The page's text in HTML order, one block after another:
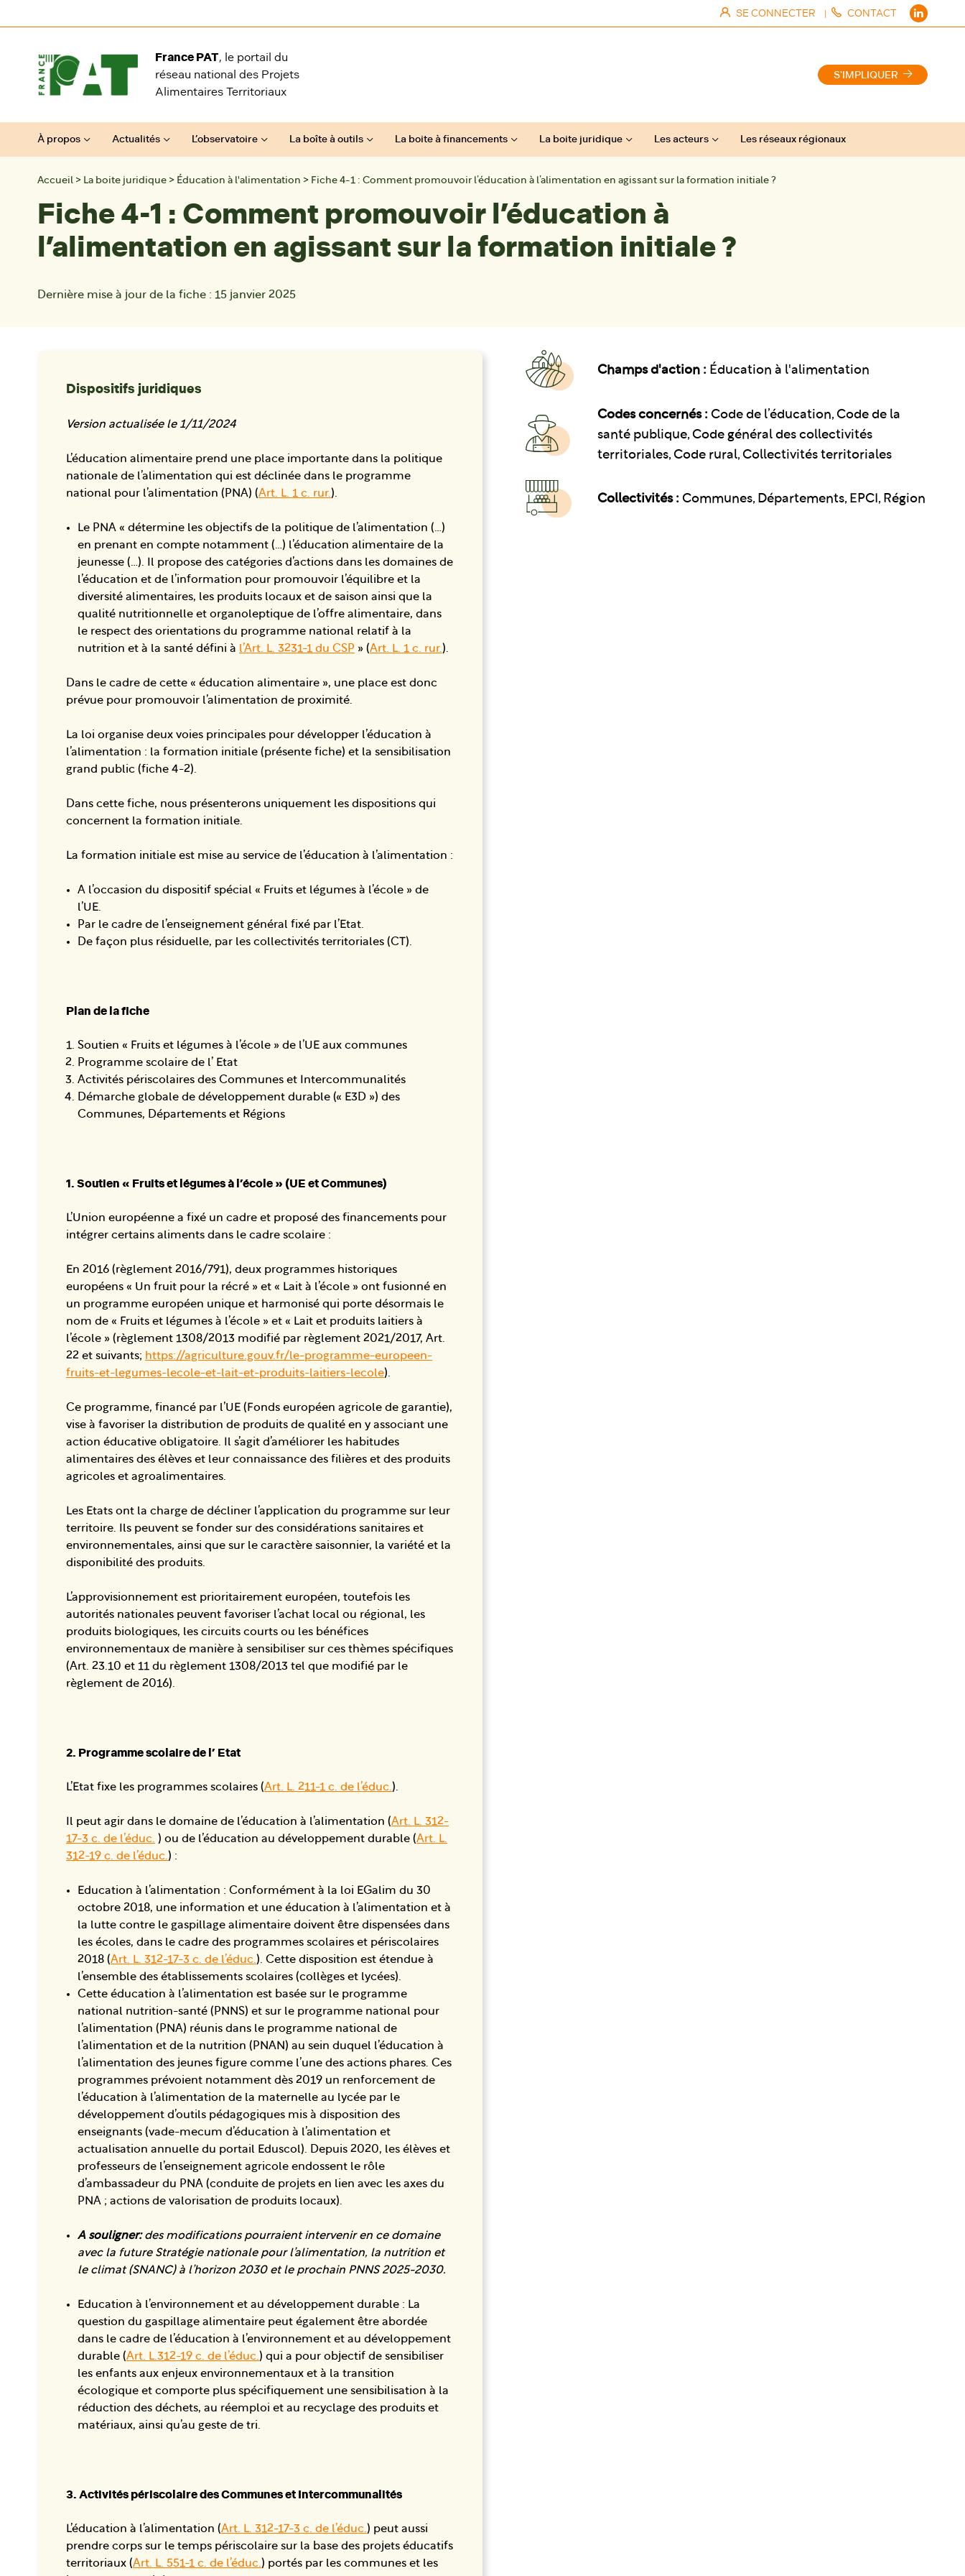
SE CONNECTER | CONTACT
France PAT, le portail du
réseau national des Projets
Alimentaires Territoriaux
S'IMPLIQUER
À propos Actualités L’observatoire La boîte à outils La boite à financements La boite juridique Les acteurs Les réseaux régionaux
Accueil > La boite juridique > Éducation à l'alimentation > Fiche 4-1 : Comment promouvoir l’éducation à l’alimentation en agissant sur la formation initiale ?
Fiche 4-1 : Comment promouvoir l’éducation à
l’alimentation en agissant sur la formation initiale ?
Dernière mise à jour de la fiche : 15 janvier 2025
Dispositifs juridiques
Version actualisée le 1/11/2024
L’éducation alimentaire prend une place importante dans la politique
nationale de l’alimentation qui est déclinée dans le programme
national pour l’alimentation (PNA) (Art. L. 1 c. rur.).
Le PNA « détermine les objectifs de la politique de l’alimentation (…)
en prenant en compte notamment (…) l’éducation alimentaire de la
jeunesse (…). Il propose des catégories d’actions dans les domaines de
l’éducation et de l’information pour promouvoir l’équilibre et la
diversité alimentaires, les produits locaux et de saison ainsi que la
qualité nutritionnelle et organoleptique de l’offre alimentaire, dans
le respect des orientations du programme national relatif à la
nutrition et à la santé défini à l’Art. L. 3231-1 du CSP » (Art. L. 1 c. rur.).
Dans le cadre de cette « éducation alimentaire », une place est donc
prévue pour promouvoir l’alimentation de proximité.
La loi organise deux voies principales pour développer l’éducation à
l’alimentation : la formation initiale (présente fiche) et la sensibilisation
grand public (fiche 4-2).
Dans cette fiche, nous présenterons uniquement les dispositions qui
concernent la formation initiale.
La formation initiale est mise au service de l’éducation à l’alimentation :
A l’occasion du dispositif spécial « Fruits et légumes à l’école » de
l’UE.
Par le cadre de l’enseignement général fixé par l’Etat.
De façon plus résiduelle, par les collectivités territoriales (CT).
Plan de la fiche
Soutien « Fruits et légumes à l’école » de l’UE aux communes
Programme scolaire de l’ Etat
Activités périscolaires des Communes et Intercommunalités
Démarche globale de développement durable (« E3D ») des
Communes, Départements et Régions
1. Soutien « Fruits et légumes à l’école » (UE et Communes)
L’Union européenne a fixé un cadre et proposé des financements pour
intégrer certains aliments dans le cadre scolaire :
En 2016 (règlement 2016/791), deux programmes historiques
européens « Un fruit pour la récré » et « Lait à l’école » ont fusionné en
un programme européen unique et harmonisé qui porte désormais le
nom de « Fruits et légumes à l’école » et « Lait et produits laitiers à
l’école » (règlement 1308/2013 modifié par règlement 2021/2017, Art.
22 et suivants; https://agriculture.gouv.fr/le-programme-europeen-
fruits-et-legumes-lecole-et-lait-et-produits-laitiers-lecole).
Ce programme, financé par l’UE (Fonds européen agricole de garantie),
vise à favoriser la distribution de produits de qualité en y associant une
action éducative obligatoire. Il s’agit d’améliorer les habitudes
alimentaires des élèves et leur connaissance des filières et des produits
agricoles et agroalimentaires.
Les Etats ont la charge de décliner l’application du programme sur leur
territoire. Ils peuvent se fonder sur des considérations sanitaires et
environnementales, ainsi que sur le caractère saisonnier, la variété et la
disponibilité des produits.
L’approvisionnement est prioritairement européen, toutefois les
autorités nationales peuvent favoriser l’achat local ou régional, les
produits biologiques, les circuits courts ou les bénéfices
environnementaux de manière à sensibiliser sur ces thèmes spécifiques
(Art. 23.10 et 11 du règlement 1308/2013 tel que modifié par le
règlement de 2016).
2. Programme scolaire de l’ Etat
L’Etat fixe les programmes scolaires (Art. L. 211-1 c. de l’éduc.).
Il peut agir dans le domaine de l’éducation à l’alimentation (Art. L. 312-
17-3 c. de l’éduc. ) ou de l’éducation au développement durable (Art. L.
312-19 c. de l’éduc.) :
Education à l’alimentation : Conformément à la loi EGalim du 30
octobre 2018, une information et une éducation à l’alimentation et à
la lutte contre le gaspillage alimentaire doivent être dispensées dans
les écoles, dans le cadre des programmes scolaires et périscolaires
2018 (Art. L. 312-17-3 c. de l’éduc.). Cette disposition est étendue à
l’ensemble des établissements scolaires (collèges et lycées).
Cette éducation à l’alimentation est basée sur le programme
national nutrition-santé (PNNS) et sur le programme national pour
l’alimentation (PNA) réunis dans le programme national de
l’alimentation et de la nutrition (PNAN) au sein duquel l’éducation à
l’alimentation des jeunes figure comme l’une des actions phares. Ces
programmes prévoient notamment dès 2019 un renforcement de
l’éducation à l’alimentation de la maternelle au lycée par le
développement d’outils pédagogiques mis à disposition des
enseignants (vade-mecum d’éducation à l’alimentation et
actualisation annuelle du portail Eduscol). Depuis 2020, les élèves et
professeurs de l’enseignement agricole endossent le rôle
d’ambassadeur du PNA (conduite de projets en lien avec les axes du
PNA ; actions de valorisation de produits locaux).
A souligner:des modifications pourraient intervenir en ce domaine
avec la future Stratégie nationale pour l’alimentation, la nutrition et
le climat (SNANC) à l’horizon 2030 et le prochain PNNS 2025-2030.
Education à l’environnement et au développement durable : La
question du gaspillage alimentaire peut également être abordée
dans le cadre de l’éducation à l’environnement et au développement
durable (Art. L.312-19 c. de l’éduc.) qui a pour objectif de sensibiliser
les enfants aux enjeux environnementaux et à la transition
écologique et comporte plus spécifiquement une sensibilisation à la
réduction des déchets, au réemploi et au recyclage des produits et
matériaux, ainsi qu’au geste de tri.
3. Activités périscolaire des Communes et Intercommunalités
L’éducation à l’alimentation (Art. L. 312-17-3 c. de l’éduc.) peut aussi
prendre corps sur le temps périscolaire sur la base des projets éducatifs
territoriaux (Art. L. 551-1 c. de l’éduc.) portés par les communes et les
Champs d'action : Éducation à l'alimentation
Codes concernés : Code de l’éducation, Code de la
santé publique, Code général des collectivités
territoriales, Code rural, Collectivités territoriales
Collectivités : Communes, Départements, EPCI, Région